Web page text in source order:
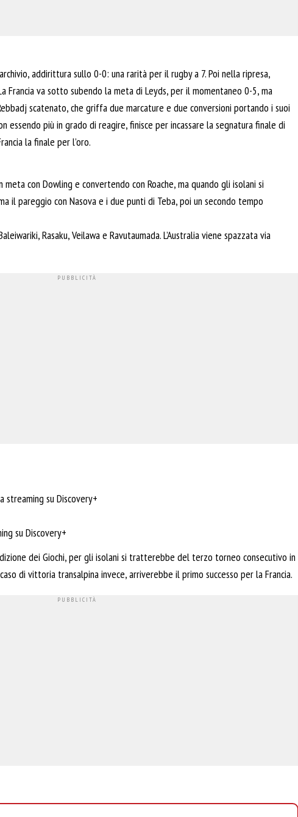
addirittura sullo 0-0: una rarità per il rugby a 7. Poi nella ripresa,
Francia va sotto subendo la meta di Leyds, per il momentaneo 0-5, ma
scatenato, che griffa due marcature e due conversioni portando i suoi
essendo più in grado di reagire, finisce per incassare la segnatura finale di
la finale per l’oro.
con Dowling e convertendo con Roache, ma quando gli isolani si
il pareggio con Nasova e i due punti di Teba, poi un secondo tempo
Rasaku, Veilawa e Ravutaumada. L’Australia viene spazzata via
streaming su Discovery+
su Discovery+
dei Giochi, per gli isolani si tratterebbe del terzo torneo consecutivo in
di vittoria transalpina invece, arriverebbe il primo successo per la Francia.